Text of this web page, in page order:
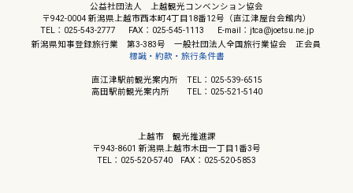
公益社団法人 上越観光コンベンション協会
〒942-0004 新潟県上越市西本町4丁目18番12号（直江津屋台会館内）
TEL：025-543-2777
FAX：025-545-1113
E-mail：jtca@joetsu.ne.jp
新潟県知事登録旅行業 第3-383号 一般社団法人全国旅行業協会 正会員
標識・約款・旅行条件書
直江津駅前観光案内所 TEL：025-539-6515
高田駅前観光案内所 TEL：025-521-5140
上越市 観光推進課
〒943-8601 新潟県上越市木田一丁目1番3号
TEL：025-520-5740
FAX：025-520-5853